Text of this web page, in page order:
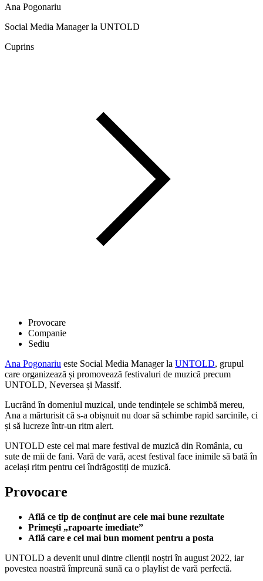
Ana Pogonariu
Social Media Manager la UNTOLD
Cuprins
Provocare
Companie
Sediu
Ana Pogonariu este Social Media Manager la UNTOLD, grupul
care organizează și promovează festivaluri de muzică precum
UNTOLD, Neversea și Massif.
Lucrând în domeniul muzical, unde tendințele se schimbă mereu,
Ana a mărturisit că s-a obișnuit nu doar să schimbe rapid sarcinile, ci
și să lucreze într-un ritm alert.
UNTOLD este cel mai mare festival de muzică din România, cu
sute de mii de fani. Vară de vară, acest festival face inimile să bată în
același ritm pentru cei îndrăgostiți de muzică.
Provocare
Află ce tip de conținut are cele mai bune rezultate
Primești „rapoarte imediate”
Află care e cel mai bun moment pentru a posta
UNTOLD a devenit unul dintre clienții noștri în august 2022, iar
povestea noastră împreună sună ca o playlist de vară perfectă.